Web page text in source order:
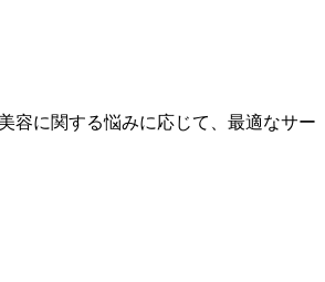
容に関する悩みに応じて、最適なサー